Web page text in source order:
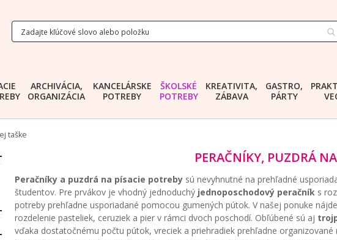
ARCHIVÁCIA,
ORGANIZÁCIA
KANCELÁRSKE
POTREBY
ŠKOLSKÉ
POTREBY
KREATIVITA,
ZÁBAVA
GASTRO,
PÁRTY
taške
PERAČNÍKY, PUZDRÁ
Peračníky a puzdrá na písacie potreby sú nevyhnutné na prehľadné
študentov. Pre prvákov je vhodný jednoduchý jednoposchodový peračník s
potreby prehľadne usporiadané pomocou gumených pútok. V našej ponuke
rozdelenie pasteliek, ceruziek a pier v rámci dvoch poschodí. Obľúbené sú aj
vďaka dostatočnému počtu pútok, vreciek a priehradiek prehľadne